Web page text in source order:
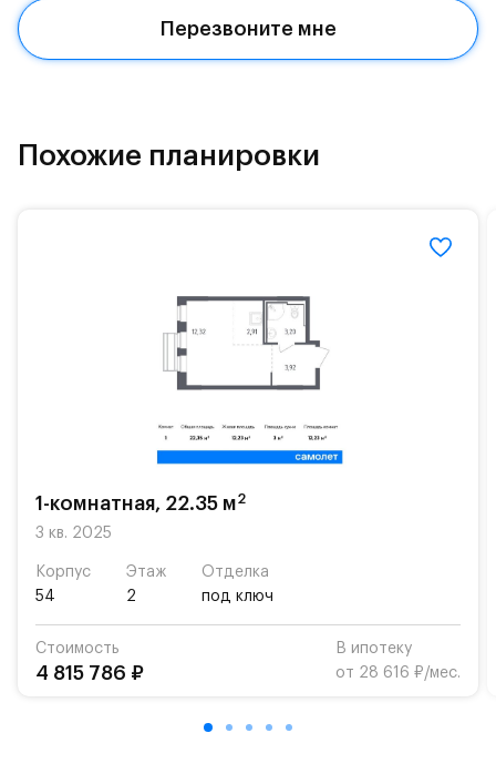
Красногорское и Рублево-Успенское шоссе.
Поблизости расположено новое наземное метро
МЦД «Одинцово».
Территория леса доступна для пеших и
Расположение позволяет вести здоровый образ
жизни и регулярно заниматься спортом, как на
свежем воздухе, так и в спортзале. Для комфортной
жизни есть вся необходимая инфраструктура.
На территории квартала возведут детский сад и
школу. Также для наиболее одарённых детей есть
«Жуковка».
парковки.
Территория квартала приватная, въезд
осуществляется по пропускам.#yan19-2r1521092#
Перезвоните мне
Похожие планировки
1-комнатная, 22.35 м2
3 кв. 2025
Корпус
54
Этаж
2
Отделка
под ключ
Стоимость
4 815 786 ₽
В ипотеку
от 28 616 ₽/мес.